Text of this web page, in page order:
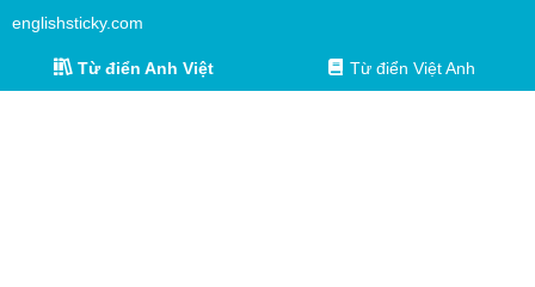
englishsticky.com
Từ điển Anh Việt Từ điển Việt Anh